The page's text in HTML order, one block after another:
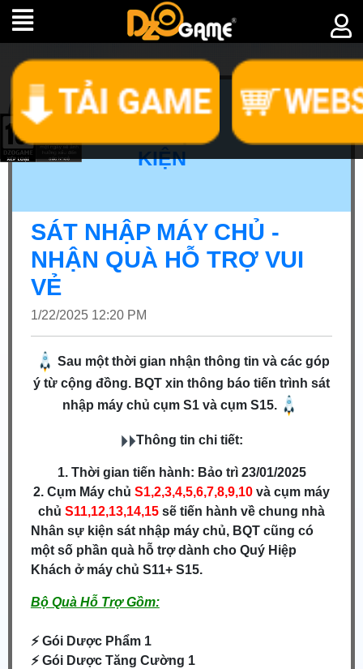
KIỆN
SÁT NHẬP MÁY CHỦ -
NHẬN QUÀ HỖ TRỢ VUI
VẺ
1/22/2025 12:20 PM
Sau một thời gian nhận thông tin và các góp
ý từ cộng đồng. BQT xin thông báo tiến trình sát
nhập máy chủ cụm S1 và cụm S15.
Thông tin chi tiết:
1. Thời gian tiến hành: Bảo trì 23/01/2025
2. Cụm Máy chủ S1,2,3,4,5,6,7,8,9,10 và cụm máy
chủ S11,12,13,14,15 sẽ tiến hành về chung nhà
Nhân sự kiện sát nhập máy chủ, BQT cũng có
một số phần quà hỗ trợdành cho Quý Hiệp
Khách ở máy chủ S11+ S15.
Bộ Quà Hỗ Trợ Gồm:
⚡ Gói Dược Phẩm 1
⚡ Gói Dược Tăng Cường 1